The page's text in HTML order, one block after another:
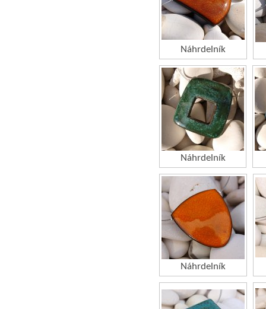
Náhrdelník
Náhrdelník
Náhrdelník